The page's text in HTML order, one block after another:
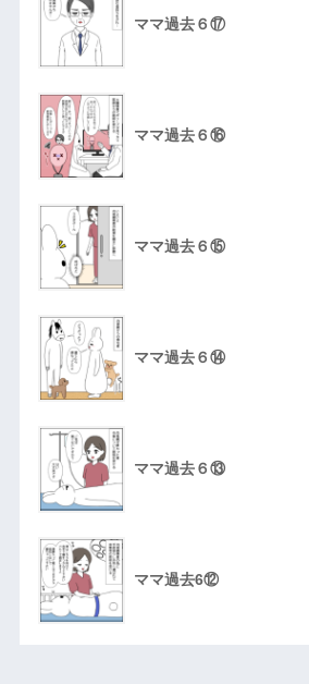
ママ過去６⑰
ママ過去６⑯
ママ過去６⑮
ママ過去６⑭
ママ過去６⑬
ママ過去6⑫